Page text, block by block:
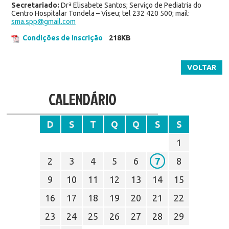
Secretariado: Drª Elisabete Santos; Serviço de Pediatria do
Centro Hospitalar Tondela – Viseu; tel 232 420 500; mail:
sma.spp@gmail.com
Condições de Inscrição
218KB
VOLTAR
CALENDÁRIO
D S T Q Q S
S
1
2
3 4 5 6 7
8
9
10 11 12 13 14
15
16
17 18 19 20 21
22
23
24 25 26 27 28 29